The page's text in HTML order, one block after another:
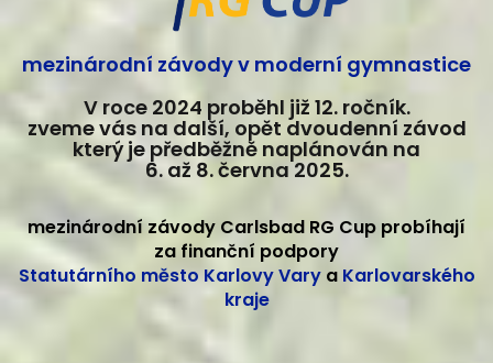
mezinárodní závody v moderní gymnastice
V roce 2024 proběhl již 12. ročník.
zveme vás na další, opět dvoudenní závod
který je předběžně naplánován na
6. až 8. června 2025.
mezinárodní závody Carlsbad RG Cup probíhají
za finanční podpory
Statutárního město Karlovy Varya Karlovarského
kraje